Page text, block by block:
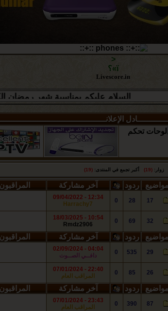
<
ï»؟
Livescore.in
السلام عليكم بمناسبة شهر رمضان الكريم تتمنى لكم أسرة
زوار: (19) أكبر تجمع في المنتدى: (19)
مواضيع ردود آخر مشاركة المراقبون
17
28
0
12:34 - 09/04/2022
Harrachy7
32
69
0
10:54 - 18/03/2025
Rmdz2906
مواضيع ردود آخر مشاركة المراقبون
29
535
0
04:04 - 02/09/2024
دافــي الصــوت
26
85
0
22:40 - 07/01/2024
المراقب العام
مواضيع ردود آخر مشاركة المراقبون
87
390
0
23:43 - 07/01/2024
المراقب العام